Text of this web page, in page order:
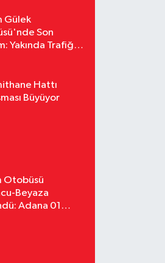
Gülek
Son
Yakında Trafiğe
Hattı
Büyüyor
Otobüsü
Beyaza
Adana 01